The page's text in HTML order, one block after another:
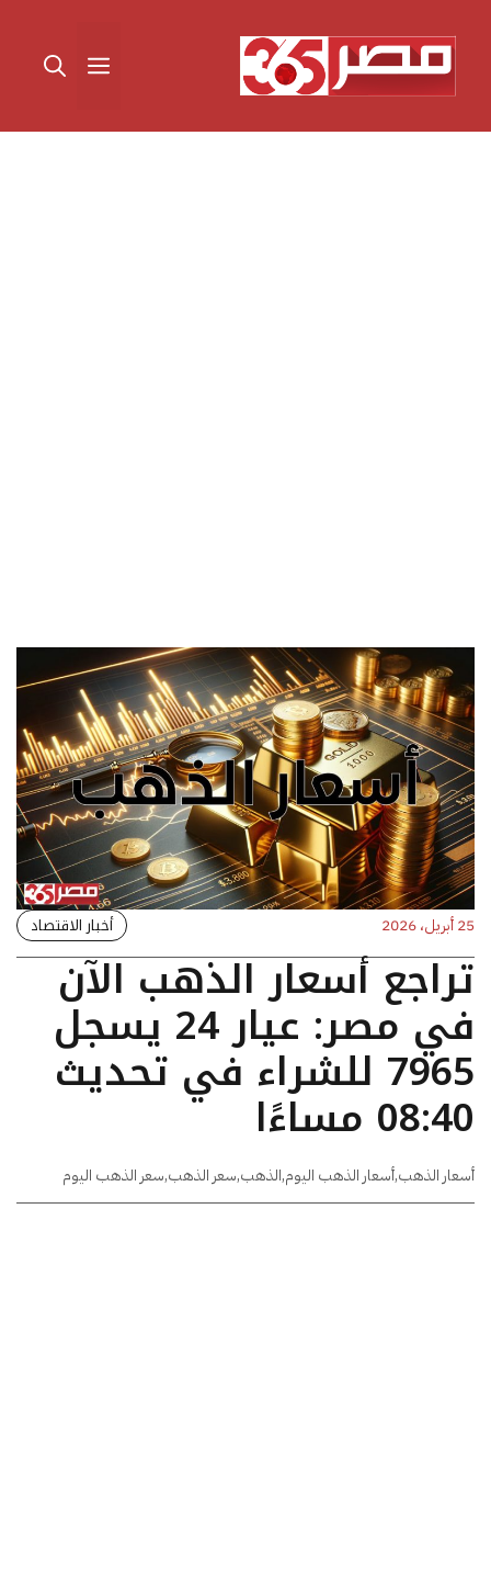
المحتوى القائمة
25 أبريل، 2026 أخبار الاقتصاد
تراجع أسعار الذهب الآن
في مصر: عيار 24 يسجل
7965 للشراء في تحديث
08:40 مساءًا
أسعار الذهب,أسعار الذهب اليوم,الذهب,سعر الذهب,سعر الذهب اليوم